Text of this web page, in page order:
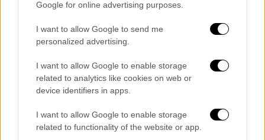
Google for online advertising purposes.
I want to allow Google to send me
personalized advertising.
I want to allow Google to enable storage
related to analytics like cookies on web or
device identifiers in apps.
I want to allow Google to enable storage
related to functionality of the website or app.
Σινεμά|16.01.2019 15:11
Βρέθηκε η πρωταγωνίστρια στο ριμέικ